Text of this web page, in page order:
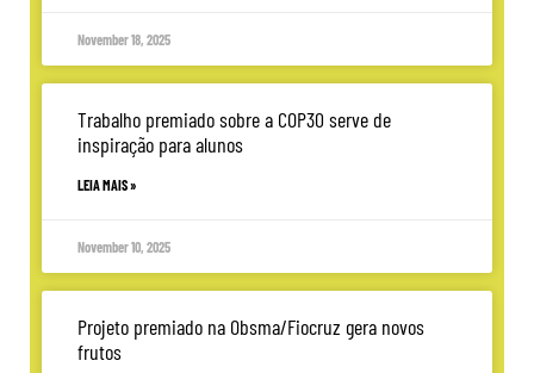
November 18, 2025
Trabalho premiado sobre a COP30 serve de
inspiração para alunos
LEIA MAIS »
November 10, 2025
Projeto premiado na Obsma/Fiocruz gera novos
frutos